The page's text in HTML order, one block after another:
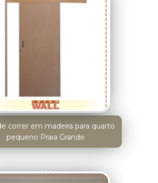
correr em madeira para quarto
pequeno Praia Grande